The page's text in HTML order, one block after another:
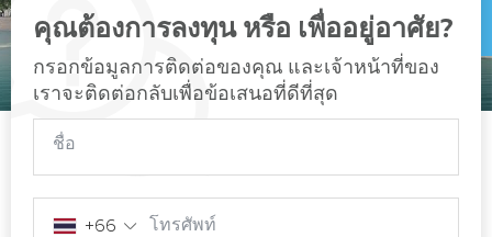
คุณต้องการลงทุน หรือ เพื่ออยู่อาศัย?
กรอกข้อมูลการติดต่อของคุณ และเจ้าหน้าที่ของ
เราจะติดต่อกลับเพื่อข้อเสนอที่ดีที่สุด
ชื่อ
+66 โทรศัพท์